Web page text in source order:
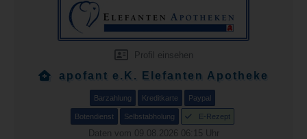
Profil einsehen
apofant e.K. Elefanten Apotheke
Barzahlung Kreditkarte Paypal
Botendienst Selbstabholung E-Rezept
Daten vom 09.08.2026 06:15 Uhr